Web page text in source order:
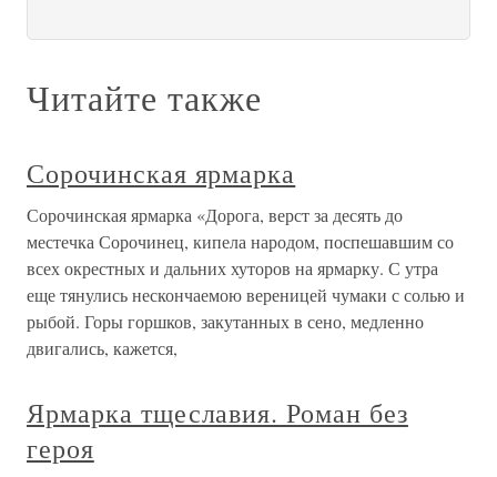
Читайте также
Сорочинская ярмарка
Сорочинская ярмарка «Дорога, верст за десять до
местечка Сорочинец, кипела народом, поспешавшим со
всех окрестных и дальних хуторов на ярмарку. С утра
еще тянулись нескончаемою вереницей чумаки с солью и
рыбой. Горы горшков, закутанных в сено, медленно
двигались, кажется,
Ярмарка тщеславия. Роман без
героя